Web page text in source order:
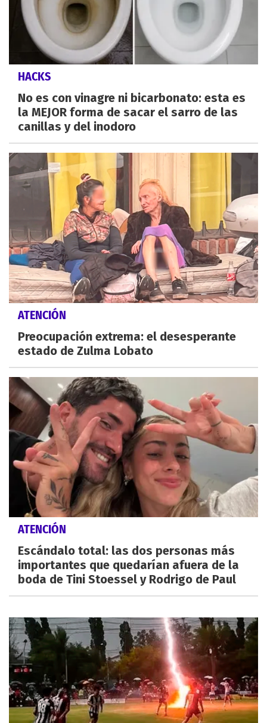
HACKS
No es con vinagre ni bicarbonato: esta es
la MEJOR forma de sacar el sarro de las
canillas y del inodoro
ATENCIÓN
Preocupación extrema: el desesperante
estado de Zulma Lobato
ATENCIÓN
Escándalo total: las dos personas más
importantes que quedarían afuera de la
boda de Tini Stoessel y Rodrigo de Paul